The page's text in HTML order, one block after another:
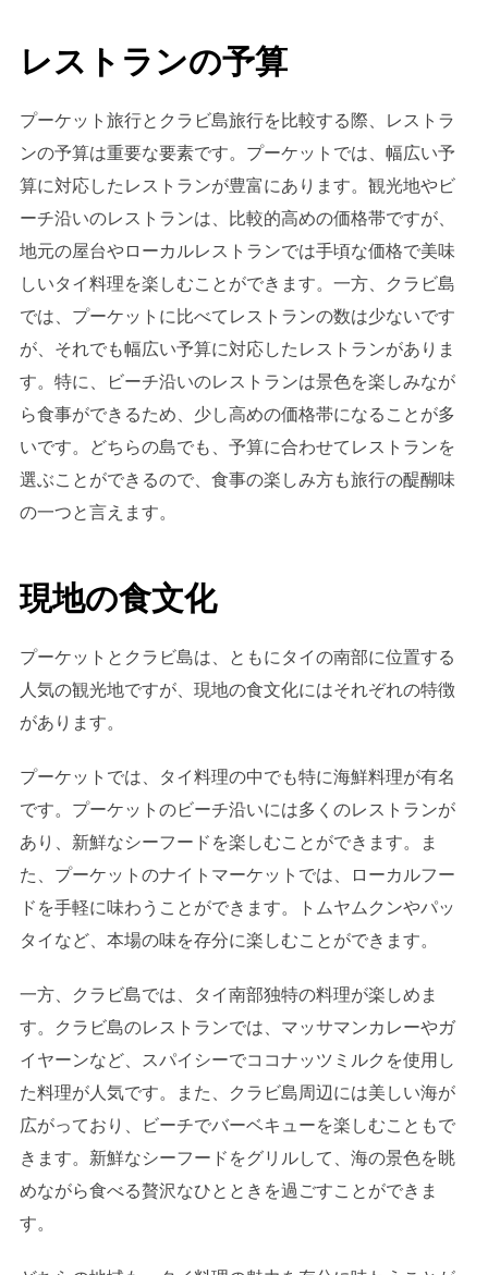
レストランの予算
プーケット旅行とクラビ島旅行を比較する際、レストラ
ンの予算は重要な要素です。プーケットでは、幅広い予
算に対応したレストランが豊富にあります。観光地やビ
ーチ沿いのレストランは、比較的高めの価格帯ですが、
地元の屋台やローカルレストランでは手頃な価格で美味
しいタイ料理を楽しむことができます。一方、クラビ島
では、プーケットに比べてレストランの数は少ないです
が、それでも幅広い予算に対応したレストランがありま
す。特に、ビーチ沿いのレストランは景色を楽しみなが
ら食事ができるため、少し高めの価格帯になることが多
いです。どちらの島でも、予算に合わせてレストランを
選ぶことができるので、食事の楽しみ方も旅行の醍醐味
の一つと言えます。
現地の食文化
プーケットとクラビ島は、ともにタイの南部に位置する
人気の観光地ですが、現地の食文化にはそれぞれの特徴
があります。
プーケットでは、タイ料理の中でも特に海鮮料理が有名
です。プーケットのビーチ沿いには多くのレストランが
あり、新鮮なシーフードを楽しむことができます。ま
た、プーケットのナイトマーケットでは、ローカルフー
ドを手軽に味わうことができます。トムヤムクンやパッ
タイなど、本場の味を存分に楽しむことができます。
一方、クラビ島では、タイ南部独特の料理が楽しめま
す。クラビ島のレストランでは、マッサマンカレーやガ
イヤーンなど、スパイシーでココナッツミルクを使用し
た料理が人気です。また、クラビ島周辺には美しい海が
広がっており、ビーチでバーベキューを楽しむこともで
きます。新鮮なシーフードをグリルして、海の景色を眺
めながら食べる贅沢なひとときを過ごすことができま
す。